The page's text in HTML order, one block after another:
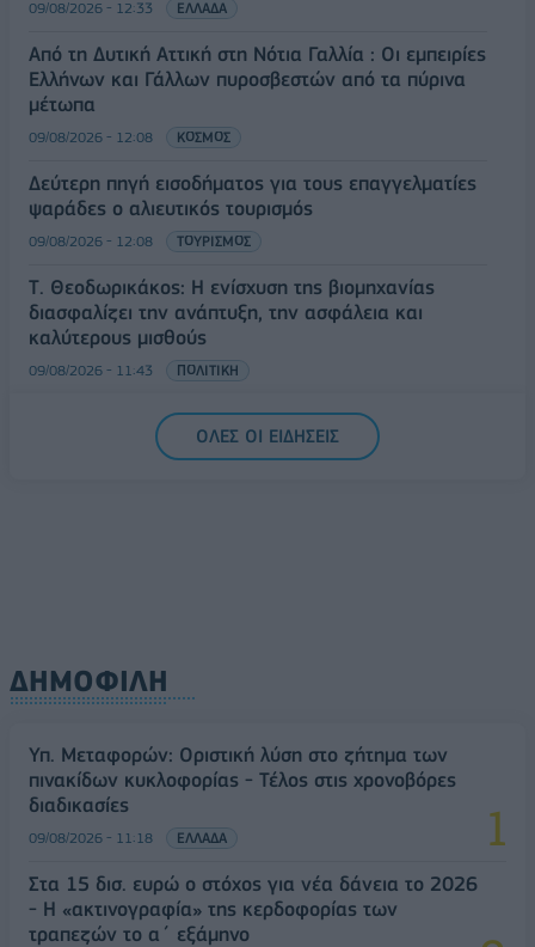
09/08/2026 - 12:33 ΕΛΛΑΔΑ
Από τη Δυτική Αττική στη Νότια Γαλλία : Οι εμπειρίες
Ελλήνων και Γάλλων πυροσβεστών από τα πύρινα
μέτωπα
09/08/2026 - 12:08 ΚΟΣΜΟΣ
Δεύτερη πηγή εισοδήματος για τους επαγγελματίες
ψαράδες ο αλιευτικός τουρισμός
09/08/2026 - 12:08 ΤΟΥΡΙΣΜΟΣ
Τ. Θεοδωρικάκος: Η ενίσχυση της βιομηχανίας
διασφαλίζει την ανάπτυξη, την ασφάλεια και
καλύτερους μισθούς
09/08/2026 - 11:43 ΠΟΛΙΤΙΚΗ
Υπ. Μεταφορών: Οριστική λύση στο ζήτημα των
πινακίδων κυκλοφορίας - Τέλος στις χρονοβόρες
ΟΛΕΣ ΟΙ ΕΙΔΗΣΕΙΣ
ΔΗΜΟΦΙΛΗ
Υπ. Μεταφορών: Οριστική λύση στο ζήτημα των
πινακίδων κυκλοφορίας - Τέλος στις χρονοβόρες
διαδικασίες
09/08/2026 - 11:18 ΕΛΛΑΔΑ
Στα 15 δισ. ευρώ ο στόχος για νέα δάνεια το 2026
- Η «ακτινογραφία» της κερδοφορίας των
τραπεζών το α΄ εξάμηνο